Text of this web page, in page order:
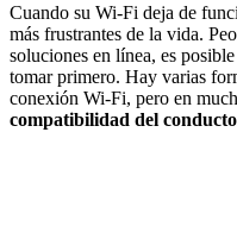
Cuando su Wi-Fi deja de
más frustrantes de la vida.
soluciones en línea, es
tomar primero. Hay varias
conexión Wi-Fi, pero en
compatibilidad del